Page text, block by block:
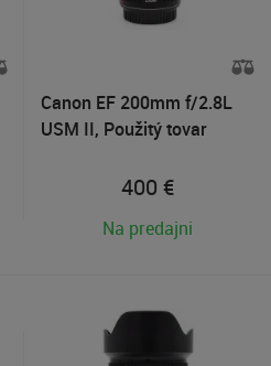
Canon EF 200mm f/2.8L
USM II, Použitý tovar
400 €
Na predajni